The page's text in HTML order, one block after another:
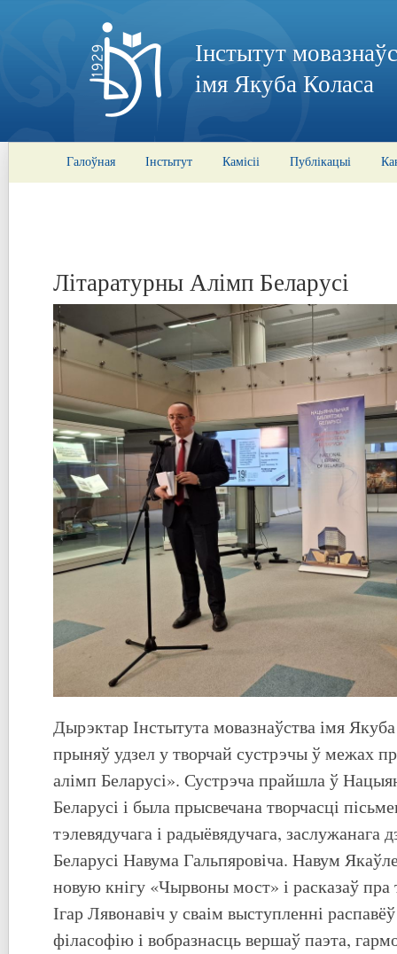
Інстытут
імя Якуба Коласа
Галоўная Інстытут Камісіі Публікацыі
Літаратурны Алімп Беларусі
Дырэктар Інстытута мовазнаўства імя
прыняў удзел у творчай сустрэчы ў межах
алімп Беларусі». Сустрэча прайшла ў
Беларусі і была прысвечана творчасці
тэлевядучага і радыёвядучага, заслужанага
Беларусі Навума Гальпяровіча. Навум
новую кнігу «Чырвоны мост» і расказаў
Ігар Лявонавіч у сваім выступленні
філасофію і вобразнасць вершаў паэта,